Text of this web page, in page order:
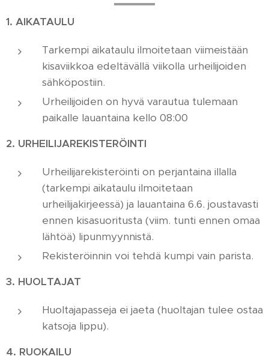
1. AIKATAULU
Tarkempi aikataulu ilmoitetaan viimeistään
kisaviikkoa edeltävällä viikolla urheilijoiden
sähköpostiin.
Urheilijoiden on hyvä varautua tulemaan
paikalle lauantaina kello 08:00
2. URHEILIJAREKISTERÖINTI
Urheilijarekisteröinti on perjantaina illalla
(tarkempi aikataulu ilmoitetaan
urheilijakirjeessä) ja lauantaina 6.6. joustavasti
ennen kisasuoritusta (viim. tunti ennen omaa
lähtöä) lipunmyynnistä.
Rekisteröinnin voi tehdä kumpi vain parista.
3. HUOLTAJAT
Huoltajapasseja ei jaeta (huoltajan tulee ostaa
katsoja lippu).
4. RUOKAILU